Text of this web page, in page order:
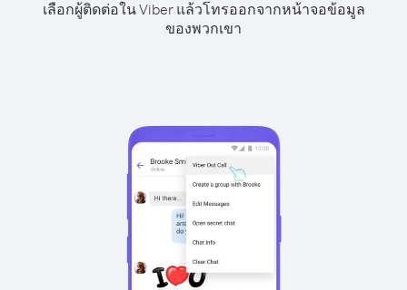
เลือกผู้ติดต่อใน Viber แล้วโทรออกจากหน้าจอข้อมูล
ของพวกเขา